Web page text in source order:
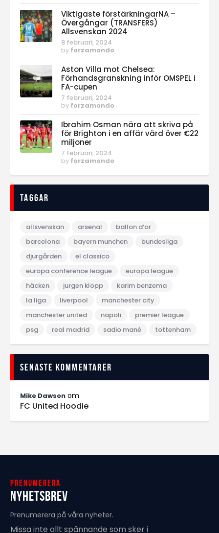
Viktigaste förstärkningarNA –
Övergångar (TRANSFERS)
Allsvenskan 2024
8 februari, 2024
by forzamondo
Aston Villa mot Chelsea:
Förhandsgranskning inför OMSPEL i
FA-cupen
7 februari, 2024
by forzamondo
Ibrahim Osman nära att skriva på
för Brighton i en affär värd över €22
miljoner
7 februari, 2024
by forzamondo
Taggar
allsvenskan arsenal
ballon d‘or
barcelona
bayern munchen
bundesliga
djurgården
el classico
europa conference league
europa league
häcken
jurgen klopp
karim benzema
la liga
liverpool
manchester city
manchester united
napoli
premier league
psg
real madrid sadio mané tottenham
Senaste kommentarer
Mike Dawson om
FC United Hoodie
Prenumerera
Nyhetsbrev
Prenumerera på våra nyheter.
Missa inte allt spännande som sker i